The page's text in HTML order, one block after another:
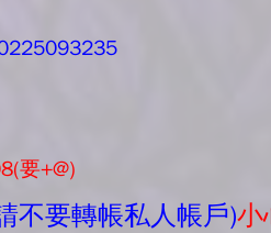
要+@)
不要轉帳私人帳戶)小